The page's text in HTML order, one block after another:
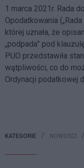
1 marca 2021r. Rada
Opodatkowania („Rada
której uznała, że
„podpada” pod
PUO przedstawiła
wątpliwości, co do
Ordynacji podatkowej
KATEGORIE NOWOŚCI